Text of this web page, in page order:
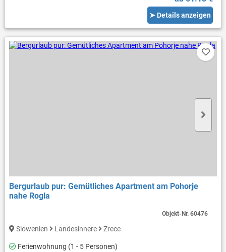
➤ Details anzeigen
Bergurlaub pur: Gemütliches Apartment am Pohorje
nahe Rogla
Slowenien Landesinnere Zrece
Ferienwohnung (1 - 5 Personen)
Objekt-Nr.60476